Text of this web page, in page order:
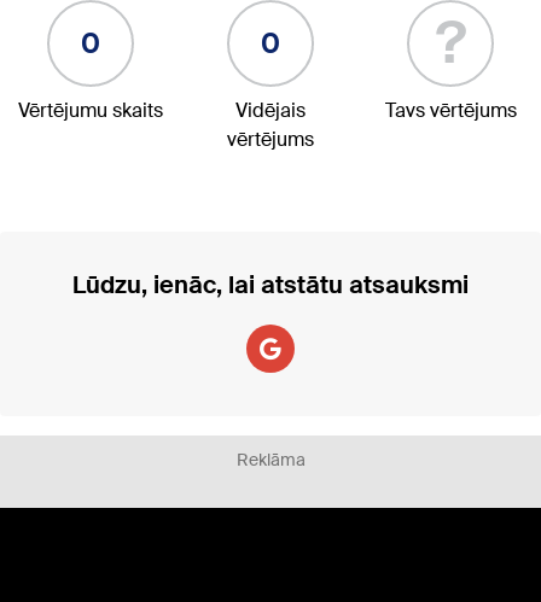
0
Vērtējumu skaits
0
Vidējais
vērtējums
?
Tavs vērtējums
Lūdzu, ienāc, lai atstātu atsauksmi
Reklāma